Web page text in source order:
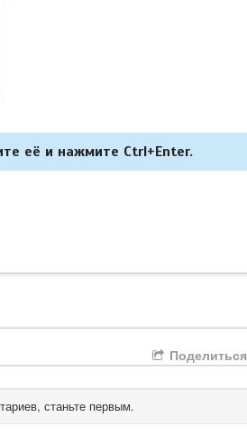
её и нажмите Ctrl+Enter.
Поделиться
станьте первым.